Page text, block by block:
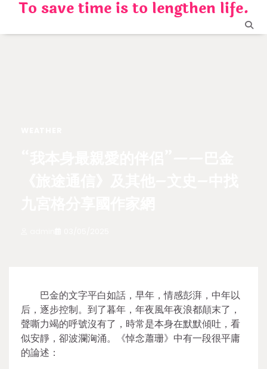
content
To save time is to lengthen life.
巴金的文字平白如話，早年，情感彭湃，中年以
后，逐步控制。到了暮年，年夜風年夜浪都顛末了，
聲嘶力竭的呼號沒有了，時常是本身在默默傾吐，看
似安靜，卻波瀾洶涌。《悼念蕭珊》中有一段很平庸
的論述：